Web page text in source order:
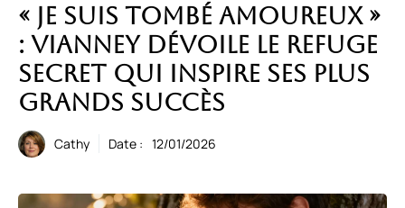
« Je suis tombé amoureux »
: Vianney dévoile le refuge
secret qui inspire ses plus
grands succès
Cathy Date : 12/01/2026